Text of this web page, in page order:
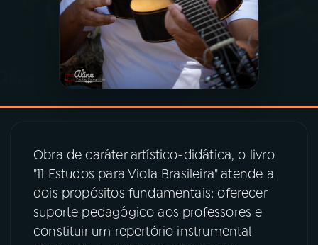
PRÊMIO RÁDIO MEC
ACOMPANHE A RÁDIO MEC
Instagram X
TikTok
Obra de caráter artístico-didática, o livro
"11 Estudos para Viola Brasileira" atende a
dois propósitos fundamentais: oferecer
suporte pedagógico aos professores e
constituir um repertório instrumental